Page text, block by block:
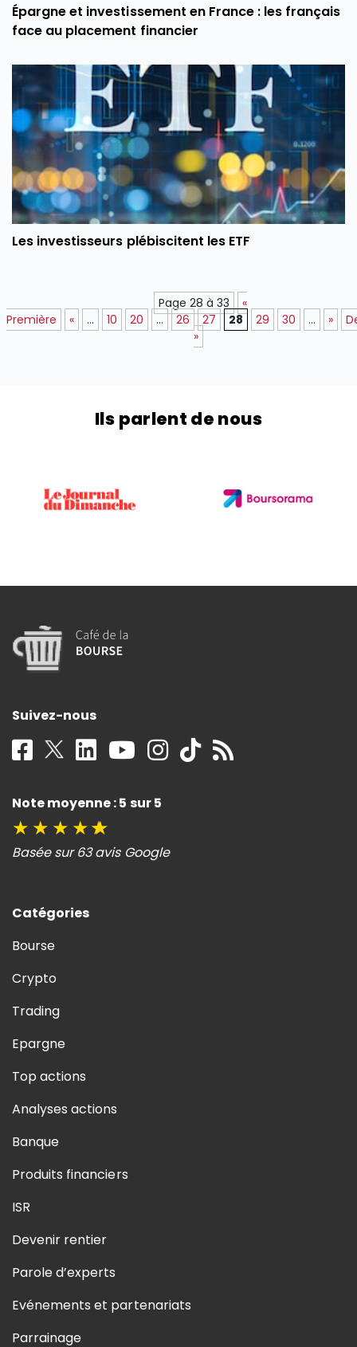
Épargne et investissement en France : les français
face au placement financier
Les investisseurs plébiscitent les ETF
Page 28 à 33
«
Première
« ... 10 20 ... 26 27 28 29 30 ... »
»
Ils parlent de nous
Suivez-nous
Note moyenne : 5 sur 5
★ ★ ★ ★★
Basée sur 63 avis Google
Catégories
Bourse
Crypto
Trading
Epargne
Top actions
Analyses actions
Banque
Produits financiers
ISR
Devenir rentier
Parole d’experts
Evénements et partenariats
Parrainage